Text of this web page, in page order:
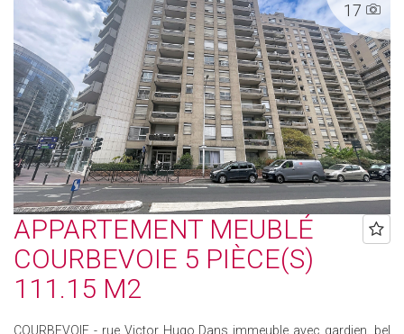
17
APPARTEMENT MEUBLÉ
COURBEVOIE 5 PIÈCE(S)
111.15 M2
COURBEVOIE - rue Victor Hugo Dans immeuble avec gardien, bel